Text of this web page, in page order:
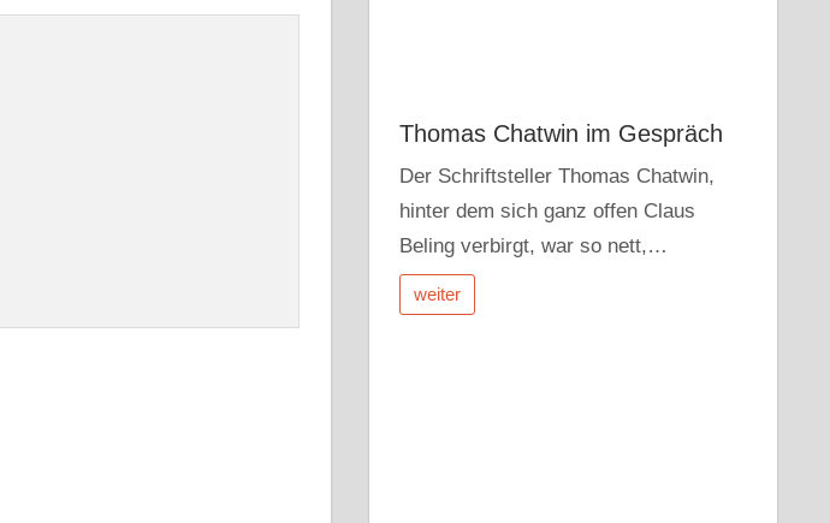
Thomas Chatwin im Gespräch
Der Schriftsteller Thomas Chatwin,
hinter dem sich ganz offen Claus
Beling verbirgt, war so nett,…
weiter